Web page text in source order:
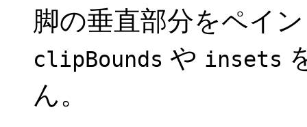
脚の垂直部分をペイ
clipBounds や insets
ん。